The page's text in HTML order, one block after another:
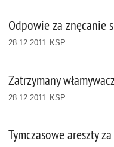
Odpowie za znęcanie
28.12.2011 KSP
Zatrzymany
28.12.2011 KSP
Tymczasowe areszty